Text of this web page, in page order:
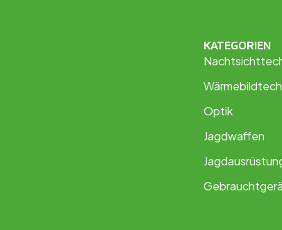
KATEGORIEN
Optik
Jagdwaffen